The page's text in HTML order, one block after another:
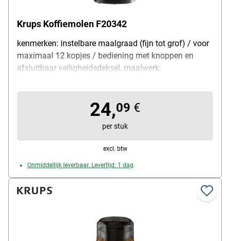
Krups Koffiemolen F20342
kenmerken: instelbare maalgraad (fijn tot grof) / voor
maximaal 12 kopjes / bediening met knoppen en
afsluitbaar veiligheidsdeksel, maalwerk:
koffiebonen / specerijen / kruiden / noten, vermogen:
700 W, snoerlengte: 70 cm, kleur: transparant / zwart,
leveringsomvang: koffiemolen
24,09 €
per stuk
excl. btw
Onmiddellijk leverbaar. Levertijd: 1 dag